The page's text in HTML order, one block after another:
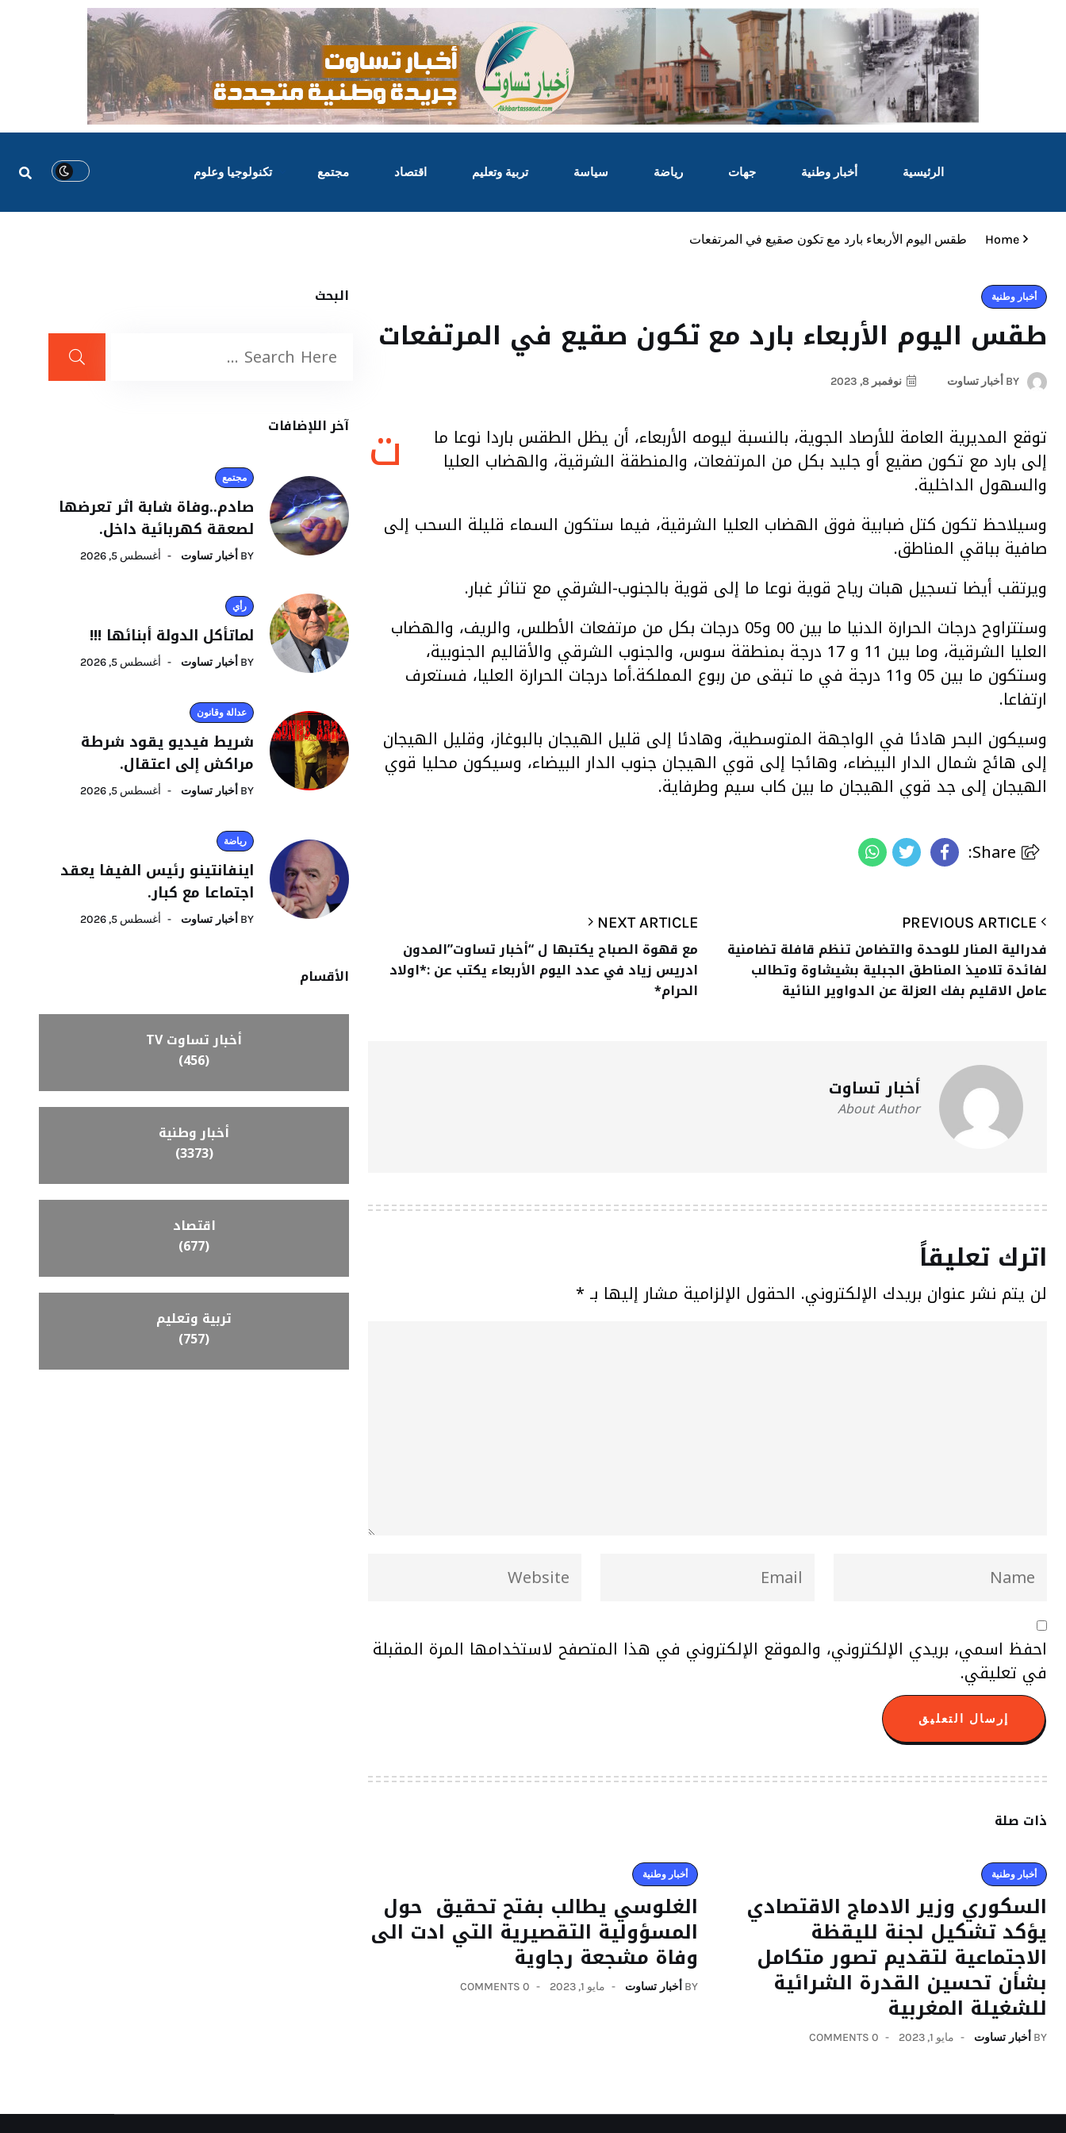
الرئيسية أخبار وطنية جهات رياضة سياسة تربية وتعليم اقتصاد مجتمع تكنولوجيا وعلوم
Home طقس اليوم الأربعاء بارد مع تكون صقيع في المرتفعات
أخبار وطنية
طقس اليوم الأربعاء بارد مع تكون صقيع في المرتفعات
BY أخبار تساوت نوفمبر 8, 2023
ت توقع المديرية العامة للأرصاد الجوية، بالنسبة ليومه الأربعاء، أن يظل الطقس باردا نوعا ما
إلى بارد مع تكون صقيع أو جليد بكل من المرتفعات، والمنطقة الشرقية، والهضاب العليا
والسهول الداخلية.
وسيلاحظ تكون كتل ضبابية فوق الهضاب العليا الشرقية، فيما ستكون السماء قليلة السحب إلى
صافية بباقي المناطق.
ويرتقب أيضا تسجيل هبات رياح قوية نوعا ما إلى قوية بالجنوب-الشرقي مع تناثر غبار.
وستتراوح درجات الحرارة الدنيا ما بين 00 و05 درجات بكل من مرتفعات الأطلس، والريف، والهضاب
العليا الشرقية، وما بين 11 و 17 درجة بمنطقة سوس، والجنوب الشرقي والأقاليم الجنوبية،
وستكون ما بين 05 و11 درجة في ما تبقى من ربوع المملكة.أما درجات الحرارة العليا، فستعرف
ارتفاعا.
وسيكون البحر هادئا في الواجهة المتوسطية، وهادئا إلى قليل الهيجان بالبوغاز، وقليل الهيجان
إلى هائج شمال الدار البيضاء، وهائجا إلى قوي الهيجان جنوب الدار البيضاء، وسيكون محليا قوي
الهيجان إلى جد قوي الهيجان ما بين كاب سيم وطرفاية.
فدرالية المنار للوحدة والتضامن تنظم قافلة تضامنية
لفائدة تلاميذ المناطق الجبلية بشيشاوة وتطالب
عامل الاقليم بفك العزلة عن الدواوير النائية
NEXT ARTICLE
مع قهوة الصباح يكتبها ل “أخبار تساوت”المدون
ادريس زياد في عدد اليوم الأربعاء يكتب عن :*اولاد
الحرام*
أخبار تساوت
About Author
اترك تعليقاً
لن يتم نشر عنوان بريدك الإلكتروني. الحقول الإلزامية مشار إليها بـ *
احفظ اسمي، بريدي الإلكتروني، والموقع الإلكتروني في هذا المتصفح لاستخدامها المرة المقبلة
في تعليقي.
ذات صلة
أخبار وطنية
السكوري وزير الادماج الاقتصادي
يؤكد تشكيل لجنة لليقظة
الاجتماعية لتقديم تصور متكامل
بشأن تحسين القدرة الشرائية
للشغيلة المغربية
BY أخبار تساوت مايو 1, 2023 0 COMMENTS
أخبار وطنية
الغلوسي يطالب بفتح تحقيق حول
المسؤولية التقصيرية التي ادت الى
وفاة مشجعة رجاوية
BY أخبار تساوت مايو 1, 2023 0 COMMENTS
البحث
آخر اللإضافات
مجتمع
صادم..وفاة شابة اثر تعرضها
لصعقة كهربائية داخل.
BY أخبار تساوت أغسطس 5, 2026
رأي
لماتأكل الدولة أبنائها !!!
BY أخبار تساوت أغسطس 5, 2026
عدالة وقانون
شريط فيديو يقود شرطة
مراكش إلى اعتقال.
BY أخبار تساوت أغسطس 5, 2026
رياضة
اينفانتينو رئيس الفيفا يعقد
اجتماعا مع كبار.
BY أخبار تساوت أغسطس 5, 2026
الأقسام
أخبار تساوت TV
(456)
أخبار وطنية
(3373)
اقتصاد
(677)
تربية وتعليم
(757)